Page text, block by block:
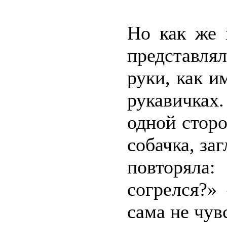
Но как же
руки, как
одной
собачка,
сама не